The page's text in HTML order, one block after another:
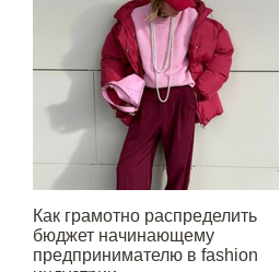
Как грамотно распределить
бюджет начинающему
предпринимателю в fashion